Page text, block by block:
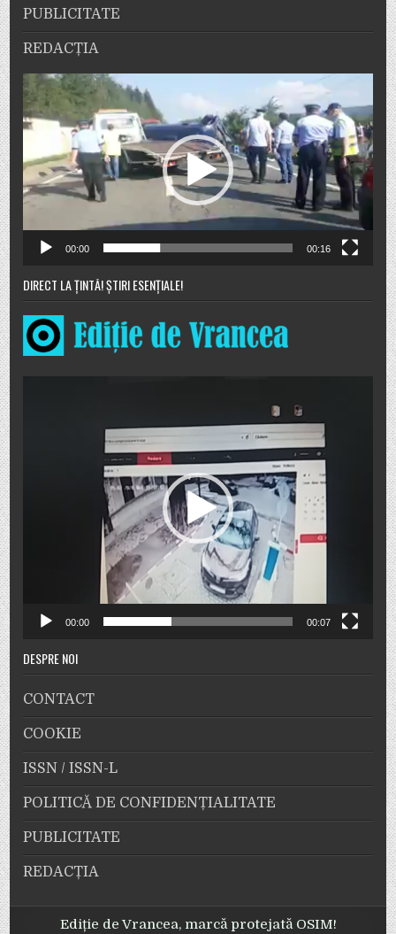
PUBLICITATE
REDACȚIA
Player
video
00:00 00:16
DIRECT LA ȚINTĂ! ȘTIRI ESENȚIALE!
00:00 00:07
DESPRE NOI
CONTACT
COOKIE
ISSN / ISSN-L
POLITICĂ DE CONFIDENȚIALITATE
PUBLICITATE
REDACȚIA
Ediție de Vrancea, marcă protejată OSIM!